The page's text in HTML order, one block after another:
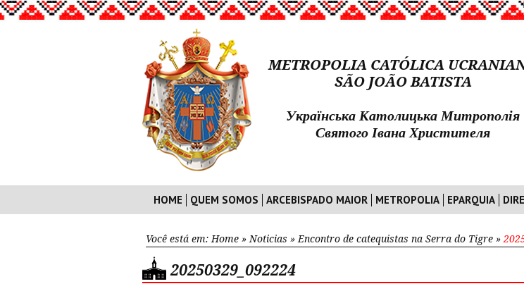
METROPOLIA CATÓLICA
SÃO JOÃO BATISTA
Українська Католицька Митрополія
Святого Івана Христителя
HOME QUEM SOMOS ARCEBISPADO MAIOR METROPOLIA EPARQUIA
Você está em: Home » Noticias » Encontro de catequistas na Serra do Tigre »
20250329_092224